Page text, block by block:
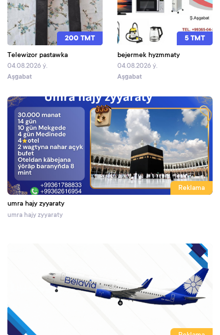
200 TMT
Telewizor pastawka
04.08.2026 ý.
Aşgabat
5 TMT
bejermek hyzmmaty
04.08.2026 ý.
Aşgabat
Reklama
umra hajy zyyaraty
umra hajy zyyaraty